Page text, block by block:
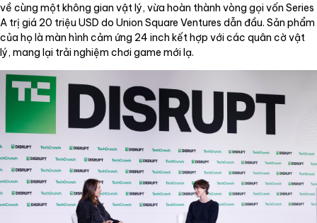
về cùng một không gian vật lý, vừa hoàn thành vòng gọi vốn Series
A trị giá 20 triệu USD do Union Square Ventures dẫn đầu. Sản phẩm
của họ là màn hình cảm ứng 24 inch kết hợp với các quân cờ vật
lý, mang lại trải nghiệm chơi game mới lạ.